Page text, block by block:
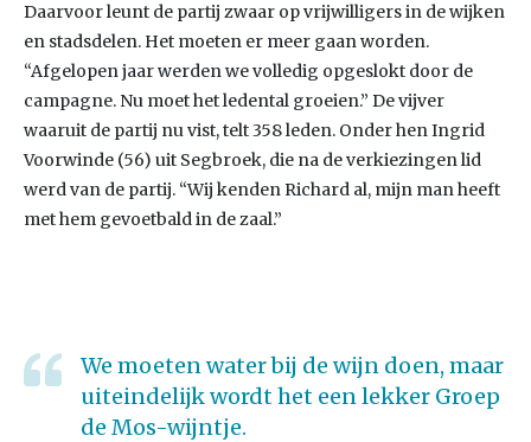
Daarvoor leunt de partij zwaar op vrijwilligers in de wijken
en stadsdelen. Het moeten er meer gaan worden.
“Afgelopen jaar werden we volledig opgeslokt door de
campagne. Nu moet het ledental groeien.” De vijver
waaruit de partij nu vist, telt 358 leden. Onder hen Ingrid
Voorwinde (56) uit Segbroek, die na de verkiezingen lid
werd van de partij. “Wij kenden Richard al, mijn man heeft
met hem gevoetbald in de zaal.”
We moeten water bij de wijn doen, maar
uiteindelijk wordt het een lekker Groep
de Mos-wijntje.